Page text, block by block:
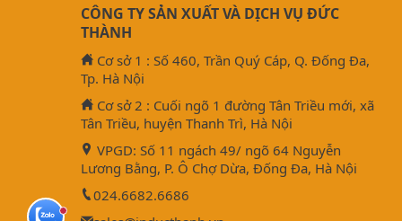
CÔNG TY SẢN XUẤT VÀ DỊCH VỤ ĐỨC
THÀNH
Cơ sở 1 : Số 460, Trần Quý Cáp, Q. Đống Đa,
Tp. Hà Nội
Cơ sở 2 : Cuối ngõ 1 đường Tân Triều mới, xã
Tân Triều, huyện Thanh Trì, Hà Nội
VPGD: Số 11 ngách 49/ ngõ 64 Nguyễn
Lương Bằng, P. Ô Chợ Dừa, Đống Đa, Hà Nội
024.6682.6686